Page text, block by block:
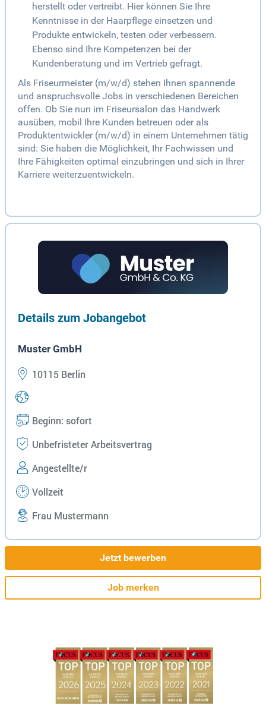
herstellt oder vertreibt. Hier können Sie Ihre
Kenntnisse in der Haarpflege einsetzen und
Produkte entwickeln, testen oder verbessern.
Ebenso sind Ihre Kompetenzen bei der
Kundenberatung und im Vertrieb gefragt.
Als Friseurmeister (m/w/d) stehen Ihnen spannende
und anspruchsvolle Jobs in verschiedenen Bereichen
offen. Ob Sie nun im Friseursalon das Handwerk
ausüben, mobil Ihre Kunden betreuen oder als
Produktentwickler (m/w/d) in einem Unternehmen tätig
sind: Sie haben die Möglichkeit, Ihr Fachwissen und
Ihre Fähigkeiten optimal einzubringen und sich in Ihrer
Karriere weiterzuentwickeln.
Details zum Jobangebot
Muster GmbH
10115 Berlin
Beginn: sofort
Unbefristeter Arbeitsvertrag
Angestellte/r
Vollzeit
Frau Mustermann
Jetzt bewerben
Job merken